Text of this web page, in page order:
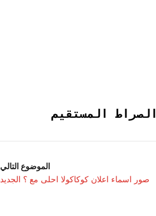
المستقيم
الموضوع التالي
صور اسماء اعلان كوكاكولا احلى مع ؟ الجديد